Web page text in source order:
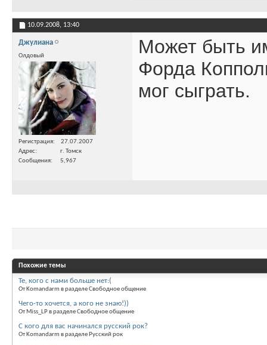
10.09.2008, 13:40
Джулиана
Олдовый
Регистрация
27.07.2007
Адрес
г. Томск
Сообщения
5,967
Может быть
Форда
мог сыграть.
Похожие темы
Те, кого с нами больше нет:(
От Komandarm в разделе Свободное общение
Чего-то хочется, а кого не знаю!))
От Miss_LP в разделе Свободное общение
С кого для вас начинался русский рок?
От Komandarm в разделе Русский рок